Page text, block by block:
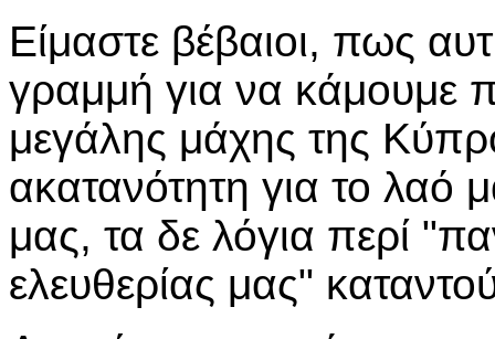
Είμαστε βέβαιοι, πως
γραμμή για να κάμουμε
μεγάλης μάχης της
ακατανότητη για το λαό
μας, τα δε λόγια περί
ελευθερίας μας"